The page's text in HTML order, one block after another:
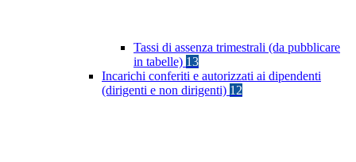
Tassi di assenza trimestrali (da pubblicare
in tabelle) 13
Incarichi conferiti e autorizzati ai dipendenti
(dirigenti e non dirigenti) 12